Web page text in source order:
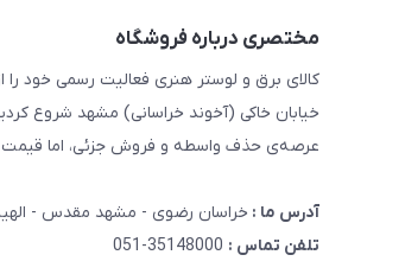
مختصری درباره فروشگاه
خیابان خاکی (آخوند خراسانی) مشهد شروع
عرصه‌ی حذف واسطه و فروش جزئی، اما قیمت
آدرس ما : خراسان رضوی - مشهد مقدس - الهیه - خیابان
تلفن تماس :